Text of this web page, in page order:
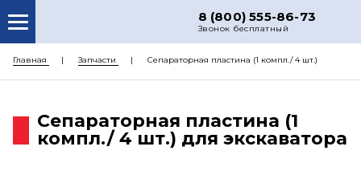
8 (800) 555-86-73
Звонок бесплатный
О НАС
РЕМОНТ
ДОСТАВКА
Главная Запчасти Сепараторная пластина (1 компл./ 4 шт.)
Сепараторная пластина (1
компл./ 4 шт.) для экскаватора